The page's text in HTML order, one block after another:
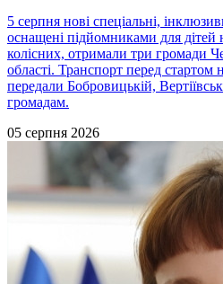
5 серпня нові спеціальні,
оснащені підйомниками для дітей
колісних, отримали три громади
області. Транспорт перед стартом
передали Бобровицькій,
громадам.
05 серпня 2026